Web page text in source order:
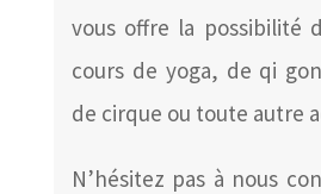
vous offre la possibilité
cours de yoga, de qi
de cirque ou toute autre
N’hésitez pas à nous